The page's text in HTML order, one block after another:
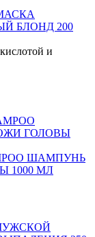
БЛОНД 200
и
ШАМПУНЬ
1000 МЛ